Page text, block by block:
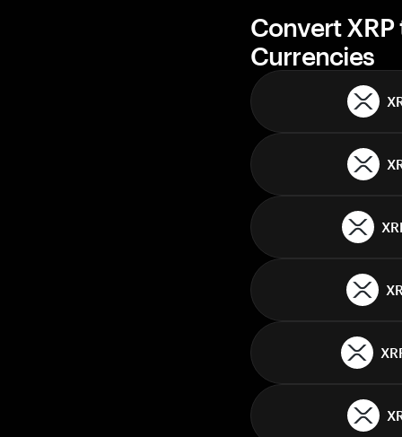
Convert
Currencies